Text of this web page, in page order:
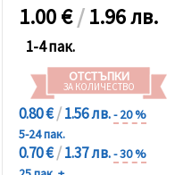
1.00€/1.96 лв.
1-4 пак.
ОТСТЪПКИ
ЗА КОЛИЧЕСТВО
0.80 €/1.56 лв.- 20 %
5-24 пак.
0.70 €/1.37 лв.- 30 %